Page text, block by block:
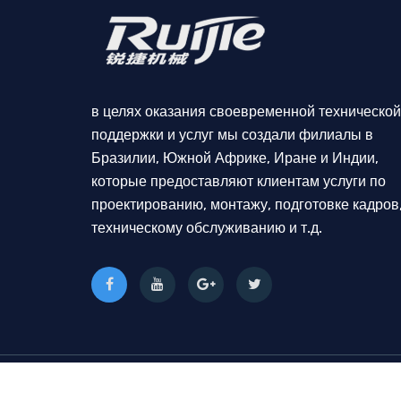
в целях оказания своевременной технической
поддержки и услуг мы создали филиалы в
Бразилии, Южной Африке, Иране и Индии,
которые предоставляют клиентам услуги по
проектированию, монтажу, подготовке
техническому обслуживанию и т.д.